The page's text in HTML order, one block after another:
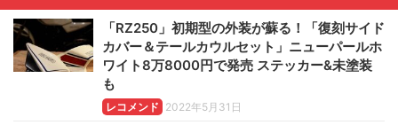
「RZ250」初期型の外装が蘇る！「復刻サイド
カバー＆テールカウルセット」ニューパールホ
ワイト8万8000円で発売 ステッカー&未塗装
も
レコメンド 2022年5月31日